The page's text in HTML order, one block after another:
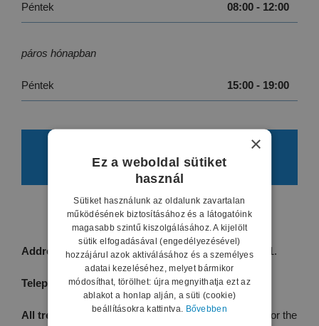
Péntek 08:00 - 12:00
páros hónapban
Péntek 15:00 - 19:00
KATTINTVA TALÁL!
Address of the practice:1136 Budapest Tátra u. 9-11.
Telephone:061 412 1451
All treatments:We run on a ’no appointments’ basis for the
×
Ez a weboldal sütiket
használ
Sütiket használunk az oldalunk zavartalan
működésének biztosításához és a látogatóink
magasabb szintű kiszolgálásához. A kijelölt
sütik elfogadásával (engedélyezésével)
hozzájárul azok aktiválásához és a személyes
adatai kezeléséhez, melyet bármikor
módosíthat, törölhet: újra megnyithatja ezt az
ablakot a honlap alján, a süti (cookie)
beállításokra kattintva.
Bővebben